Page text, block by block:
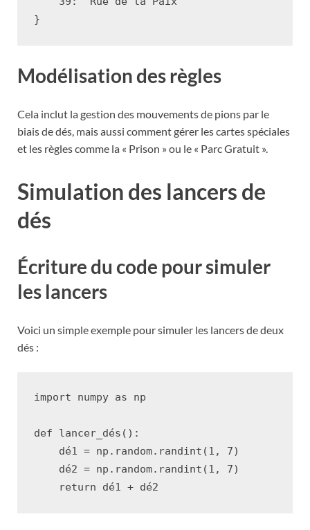
}
Modélisation des règles
Cela inclut la gestion des mouvements de pions par le
biais de dés, mais aussi comment gérer les cartes spéciales
et les règles comme la « Prison » ou le « Parc Gratuit ».
Simulation des lancers de
dés
Écriture du code pour simuler
les lancers
Voici un simple exemple pour simuler les lancers de deux
dés :
import numpy as np
def lancer_dés ():
dé1 = np . random. randint (1 , 7)
dé2 = np . random. randint (1 , 7)
return
dé1 + dé2